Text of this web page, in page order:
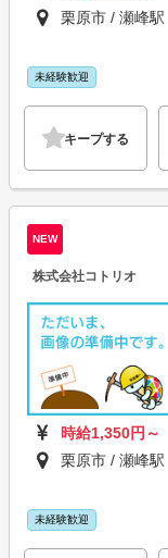
栗原市 / 瀬峰駅
未経験歓迎
キープする
NEW
株式会社コトリオ
時給1,350円～
栗原市 / 瀬峰駅
未経験歓迎